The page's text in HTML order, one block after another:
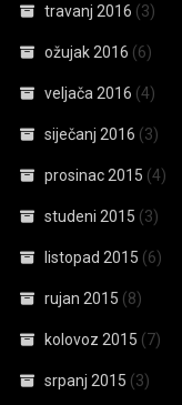
travanj 2016 (3)
ožujak 2016 (6)
veljača 2016 (4)
siječanj 2016 (3)
prosinac 2015 (4)
studeni 2015 (3)
listopad 2015 (6)
rujan 2015 (8)
kolovoz 2015 (7)
srpanj 2015 (3)